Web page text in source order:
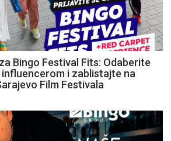
Bingo Festival Fits: Odaberite
i zablistajte na
Film Festivala